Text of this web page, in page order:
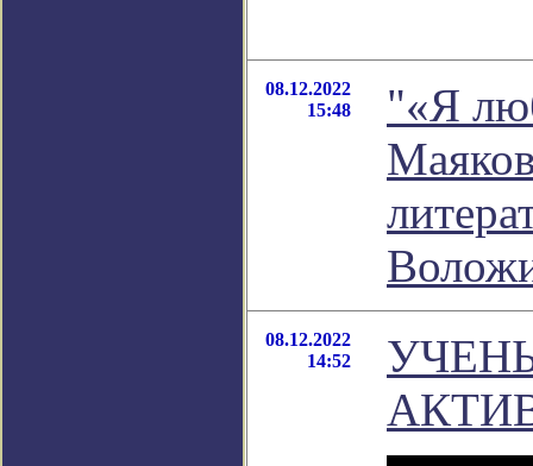
08.12.2022
15:48
"«Я
08.12.2022
14:52